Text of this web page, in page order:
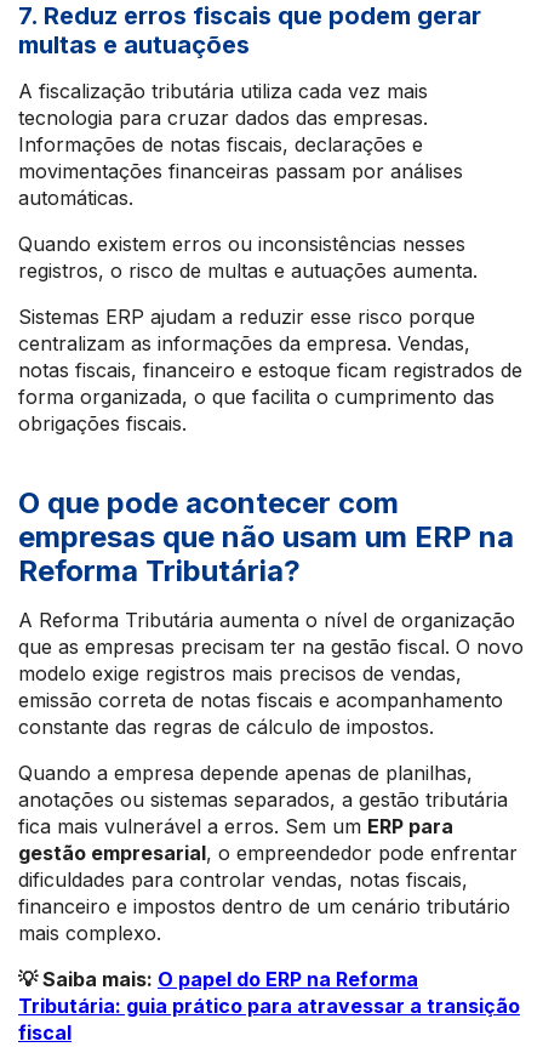
7. Reduz erros fiscais que podem gerar
multas e autuações
A fiscalização tributária utiliza cada vez mais
tecnologia para cruzar dados das empresas.
Informações de notas fiscais, declarações e
movimentações financeiras passam por análises
automáticas.
Quando existem erros ou inconsistências nesses
registros, o risco de multas e autuações aumenta.
Sistemas ERP ajudam a reduzir esse risco porque
centralizam as informações da empresa. Vendas,
notas fiscais, financeiro e estoque ficam registrados de
forma organizada, o que facilita o cumprimento das
obrigações fiscais.
O que pode acontecer com
empresas que não usam um ERP na
Reforma Tributária?
A Reforma Tributária aumenta o nível de organização
que as empresas precisam ter na gestão fiscal. O novo
modelo exige registros mais precisos de vendas,
emissão correta de notas fiscais e acompanhamento
constante das regras de cálculo de impostos.
Quando a empresa depende apenas de planilhas,
anotações ou sistemas separados, a gestão tributária
fica mais vulnerável a erros. Sem um ERP para
gestão empresarial, o empreendedor pode enfrentar
dificuldades para controlar vendas, notas fiscais,
financeiro e impostos dentro de um cenário tributário
mais complexo.
💡 Saiba mais: O papel do ERP na Reforma
Tributária: guia prático para atravessar a transição
fiscal